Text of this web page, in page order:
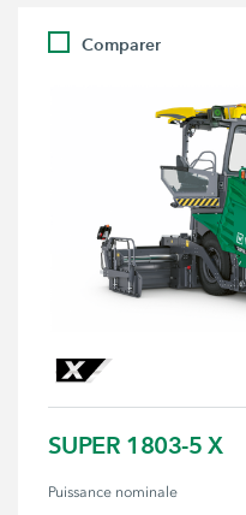
Comparer
SUPER 1803-5 X
Puissance nominale